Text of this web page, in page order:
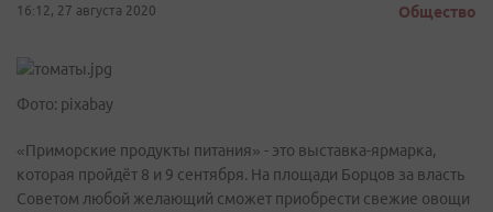
16:12, 27 августа 2020 Общество
Фото: pixabay
«Приморские продукты питания» - это выставка-ярмарка,
которая пройдёт 8 и 9 сентября. На площади Борцов за власть
Советом любой желающий сможет приобрести свежие овощи